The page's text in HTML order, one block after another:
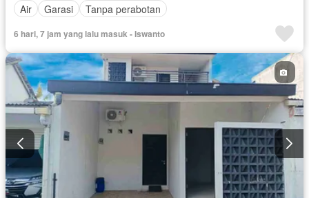
Air
Garasi Tanpa perabotan
6 hari, 7 jam yang lalu masuk - Iswanto